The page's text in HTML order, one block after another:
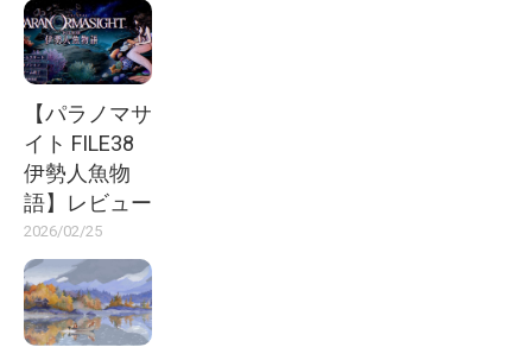
【パラノマサ
イト FILE38
伊勢人魚物
語】レビュー
2026/02/25